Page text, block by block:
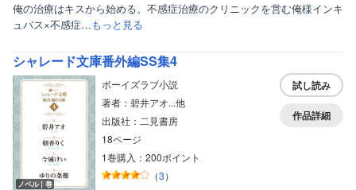
俺の治療はキスから始める。不感症治療のクリニックを営む俺様インキ
ュバス×不感症…もっと見る
シャレード文庫番外編SS集4
ノベル｜巻
ボーイズラブ小説
著者：碧井アオ...他
出版社：二見書房
18ページ
1巻購入：200ポイント
（3）
試し読み
作品詳細